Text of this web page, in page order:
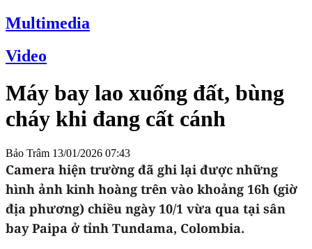
Multimedia
Video
Máy bay lao xuống đất, bùng
cháy khi đang cất cánh
Bảo Trâm 13/01/2026 07:43
Camera hiện trường đã ghi lại được những
hình ảnh kinh hoàng trên vào khoảng 16h (giờ
địa phương) chiều ngày 10/1 vừa qua tại sân
bay Paipa ở tỉnh Tundama, Colombia.